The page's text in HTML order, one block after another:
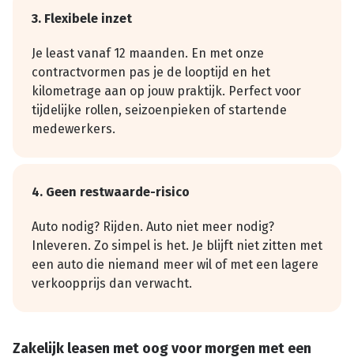
3. Flexibele inzet
Je least vanaf 12 maanden. En met onze
contractvormen pas je de looptijd en het
kilometrage aan op jouw praktijk. Perfect voor
tijdelijke rollen, seizoenpieken of startende
medewerkers.
4. Geen restwaarde-risico
Auto nodig? Rijden. Auto niet meer nodig?
Inleveren. Zo simpel is het. Je blijft niet zitten met
een auto die niemand meer wil of met een lagere
verkoopprijs dan verwacht.
Zakelijk leasen met oog voor morgen met een